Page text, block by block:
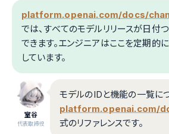
platform.openai.com/docs/
では、すべてのモデルリリースが日付
できます。エンジニアはここを定期的
しています。
室谷
代表取締役
モデルのIDと機能の一覧に
platform.openai.com/
式のリファレンスです。